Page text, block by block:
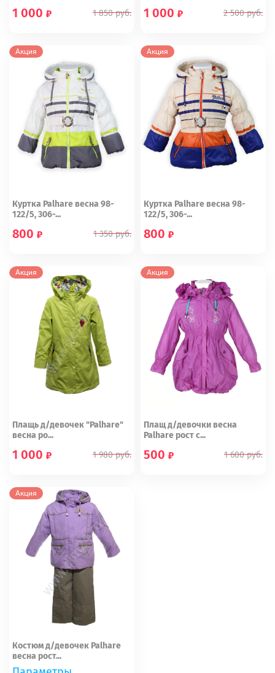
1 000 1 850руб. 1 000 2 500руб.
Акция
Куртка Palhare весна 98-
122/5, 306-...
800 1 350руб.
Акция
Куртка Palhare весна 98-
122/5, 306-...
800
98 104
Акция
Плащь д/девочек "Palhare"
весна ро...
1 000 1 980руб.
Акция
Плащ д/девочки весна
Palhare рост с...
500 1 600руб.
Акция
Костюм д/девочек Palhare
весна рост...